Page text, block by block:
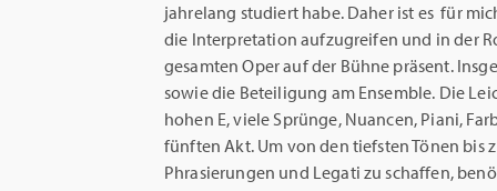
jahrelang studiert habe. Daher ist es für
die Interpretation aufzugreifen und in der
gesamten Oper auf der Bühne präsent.
sowie die Beteiligung am Ensemble. Die
hohen E, viele Sprünge, Nuancen, Piani,
fünften Akt. Um von den tiefsten Tönen bis
Phrasierungen und Legati zu schaffen,